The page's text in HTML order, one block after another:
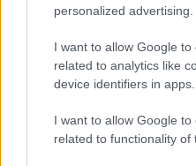
personalized advertising.
I want to allow Google to
related to analytics like
device identifiers in apps.
I want to allow Google to
related to functionality of
Continua a leggere
NERD NEWS